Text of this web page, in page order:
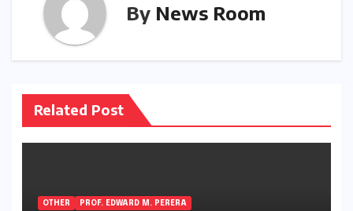
By News Room
Related Post
OTHER PROF. EDWARD M. PERERA